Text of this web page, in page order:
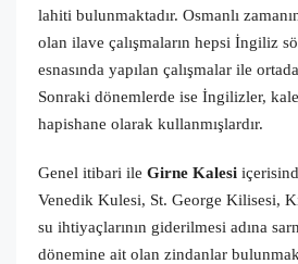
lahiti bulunmaktadır. Osmanlı
olan ilave çalışmaların hepsi İngiliz
esnasında yapılan çalışmalar ile
Sonraki dönemlerde ise İngilizler,
hapishane olarak kullanmışlardır.
Genel itibari ile Girne Kalesi
Venedik Kulesi, St. George Kilisesi,
su ihtiyaçlarının giderilmesi adına
dönemine ait olan zindanlar